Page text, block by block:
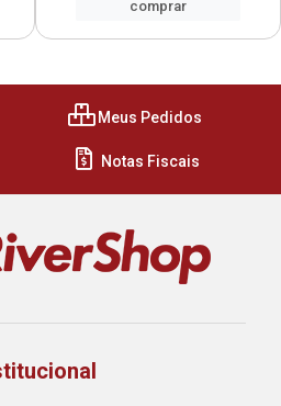
comprar
Meus Pedidos
Notas Fiscais